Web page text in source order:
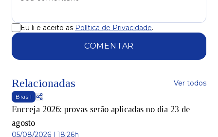
Eu li e aceito as Política de Privacidade.
COMENTAR
Relacionadas Ver todos
Brasil
Encceja 2026: provas serão aplicadas no dia 23 de
agosto
05/08/2026 | 18:26h